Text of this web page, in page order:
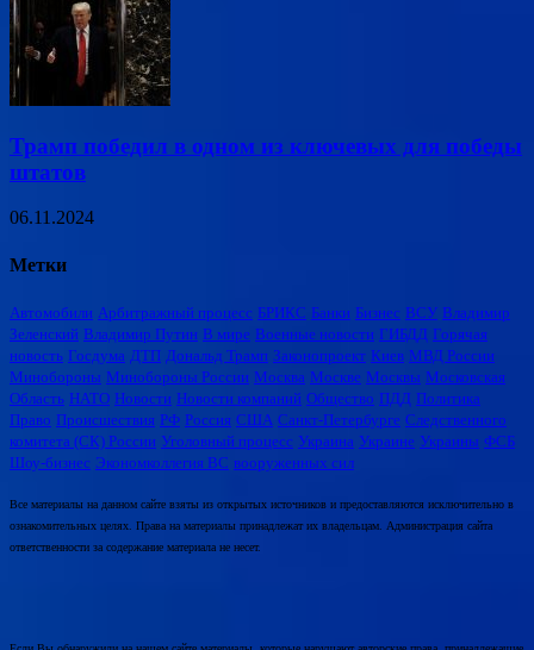
Трамп победил в одном из ключевых для победы
штатов
06.11.2024
Метки
Автомобили Арбитражный процесс БРИКС Банки Бизнес ВСУ Владимир
Зеленский Владимир Путин В мире Военные новости ГИБДД Горячая
новость Госдума ДТП Дональд Трамп Законопроект Киев МВД России
Минобороны Минобороны России Москва Москве Москвы Московская
Область НАТО Новости Новости компаний Общество ПДД Политика
Право Происшествия РФ Россия США Санкт-Петербурге Следственного
комитета (СК) России Уголовный процесс Украина Украине Украины ФСБ
Шоу-бизнес Экономколлегия ВС вооруженных сил
Все материалы на данном сайте взяты из открытых источников и предоставляются исключительно в
ознакомительных целях. Права на материалы принадлежат их владельцам. Администрация сайта
ответственности за содержание материала не несет.